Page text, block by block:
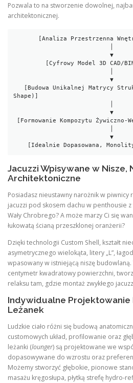
Pozwala to na stworzenie dowolnej,
architektonicznej.
                           ▼
                           ▼
Shape)]
                           ▼
                           ▼
Jacuzzi Wpisywane w Nisze,
Architektoniczne
Posiadasz nieustawny narożnik w piwnicy
jacuzzi pod skosem dachu w penthousie
Wały Chrobrego? A może marzy Ci się
łukowatą ścianą przeszklonej oranżerii?
Dzięki technologii Custom Shell, kształt
asymetrycznego wielokąta, litery „L”,
wpasowany w istniejącą niszę
centymetr kwadratowy powierzchni,
relaksu tam, gdzie montaż zwykłego
Indywidualne Projektowanie
Leżanek
Ludzkie ciało różni się budową
customowych układ, profilowanie oraz
leżanki (lounger) są projektowane we
dopasowywane do wzrostu oraz
Możemy stworzyć głębokie, pionowe
masażu kręgosłupa, płytką strefę hydro-